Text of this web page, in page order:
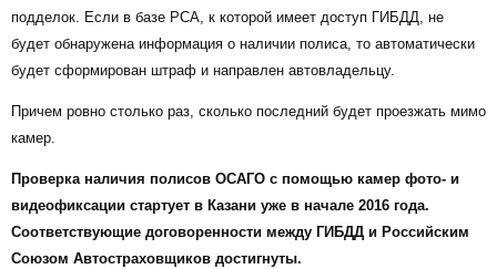
подделок. Если в базе РСА, к которой имеет доступ ГИБДД, не
будет обнаружена информация о наличии полиса, то автоматически
будет сформирован штраф и направлен автовладельцу.
Причем ровно столько раз, сколько последний будет проезжать мимо
камер.
Проверка наличия полисов ОСАГО с помощью камер фото- и
видеофиксации стартует в Казани уже в начале 2016 года.
Соответствующие договоренности между ГИБДД и Российским
Союзом Автостраховщиков достигнуты.